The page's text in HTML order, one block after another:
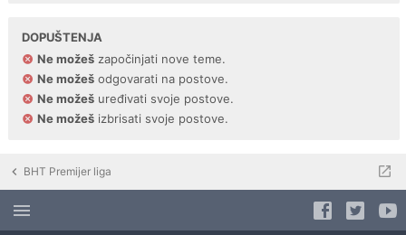
DOPUŠTENJA
Ne možeš započinjati nove teme.
Ne možeš odgovarati na postove.
Ne možeš uređivati svoje postove.
Ne možeš izbrisati svoje postove.
BHT Premijer liga